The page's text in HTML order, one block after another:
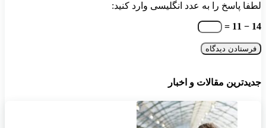
لطفا پاسخ را به عدد انگلیسی وارد کنید:
14 − 11 =
جدیدترین مقالات و اخبار